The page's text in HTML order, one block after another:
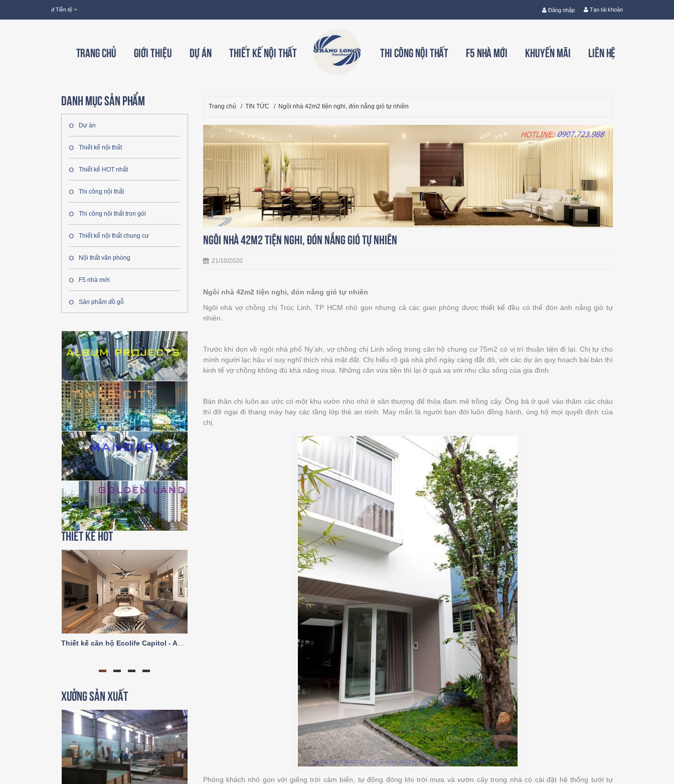
đ Tiền tệ Đăng nhập Tạo tài khoản
Trang chủ Giới thiệu Dự án Thiết kế nội thất Thi công nội thất F5 nhà mới Khuyến mãi Liên hệ
Danh mục sản phẩm
Dự án
Thiết kế nội thất
Thiết kế HOT nhất
Thi công nội thất
Thi công nội thất trọn gói
Thiết kế nội thất chung cư
Nội thất văn phòng
F5 nhà mới
Sản phẩm đồ gỗ
Thiết kế HOT
Thiết kế căn hộ Ecolife Capitol - A2 trục số 03
Chị Trinh - TimesCity
Xưởng sản xuất
Trang chủ / TIN TỨC / Ngôi nhà 42m2 tiện nghi, đón nắng gió tự nhiên
Ngôi nhà 42m2 tiện nghi, đón nắng gió tự nhiên
21/10/2020
Ngôi nhà 42m2 tiện nghi, đón nắng gió tự nhiên
Ngôi nhà vợ chồng chị Trúc Linh, TP HCM nhỏ gọn nhưng cả các gian phòng đượcthiết kếđều có thể đón ánh nắng gió tự
nhiên.
Trước khi dọn về ngôi nhà phố Ny’ah, vợ chồng chị Linh sống trong căn hộ chung cư 75m2 có vị trí thuận tiện đi lại. Chị tự cho
mình người lạc hậu vì suy nghĩ thích nhà mặt đất. Chị hiểu rõ giá nhà phố ngày càng đắt đỏ, với các dự án quy hoạch bài bản thì
kinh tế vợ chồng không đủ khả năng mua. Những căn vừa tiền thì lại ở quá xa với nhu cầu sống của gia đình.
Bản thân chị luôn ao ước có một khu vườn nho nhỏ ở sân thượng để thỏa đam mê trồng cây. Ông bà ở quê vào thăm các cháu
thì đỡ ngại đi thang máy hay các tầng lớp thẻ an ninh. May mắn là người bạn đời luôn đồng hành, ủng hộ mọi quyết định của
chị.
Phòng khách nhỏ gọn với giếng trời cảm biến, tự động đóng khi trời mưa và vườn cây trong nhà có cài đặt hệ thống tưới tự